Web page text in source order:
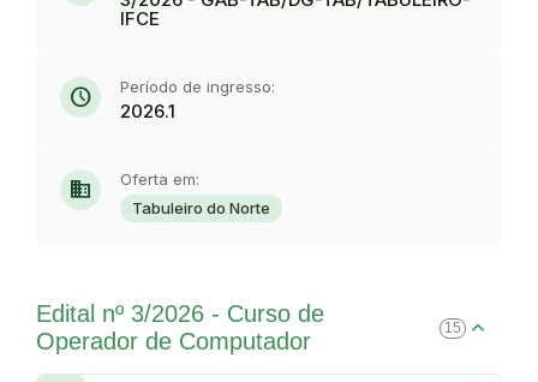
IFCE
schedule Período de ingresso:
2026.1
domain
Oferta em:
Tabuleiro do Norte
Edital nº 3/2026 - Curso de
Operador de Computador
15